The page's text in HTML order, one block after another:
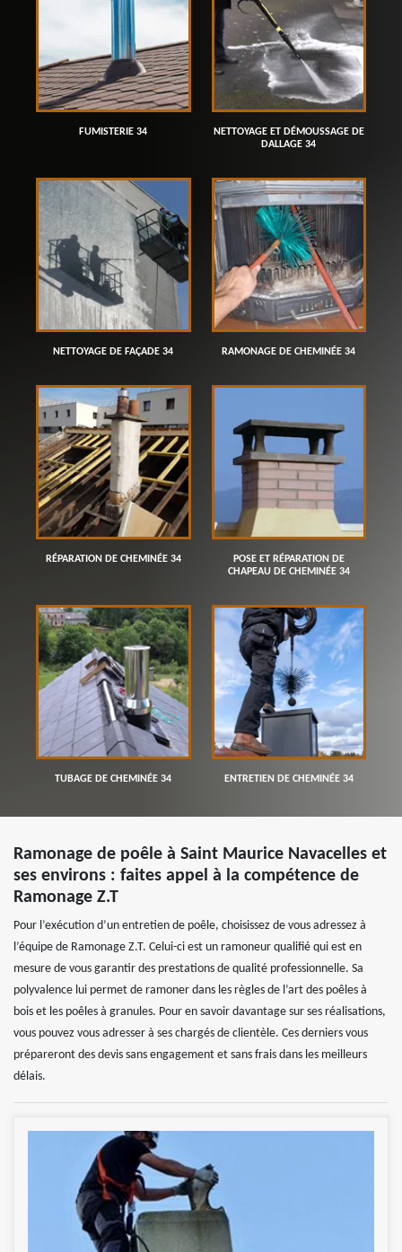
FUMISTERIE 34
NETTOYAGE ET DÉMOUSSAGE DE
DALLAGE 34
NETTOYAGE DE FAÇADE 34 RAMONAGE DE CHEMINÉE 34
RÉPARATION DE CHEMINÉE 34
POSE ET RÉPARATION DE
CHAPEAU DE CHEMINÉE 34
TUBAGE DE CHEMINÉE 34 ENTRETIEN DE CHEMINÉE 34
Ramonage de poêle à Saint Maurice Navacelles et
ses environs : faites appel à la compétence de
Ramonage Z.T
Pour l’exécution d’un entretien de poêle, choisissez de vous adressez à
l’équipe de Ramonage Z.T. Celui-ci est un ramoneur qualifié qui est en
mesure de vous garantir des prestations de qualité professionnelle. Sa
polyvalence lui permet de ramoner dans les règles de l’art des poêles à
bois et les poêles à granules. Pour en savoir davantage sur ses réalisations,
vous pouvez vous adresser à ses chargés de clientèle. Ces derniers vous
prépareront des devis sans engagement et sans frais dans les meilleurs
délais.